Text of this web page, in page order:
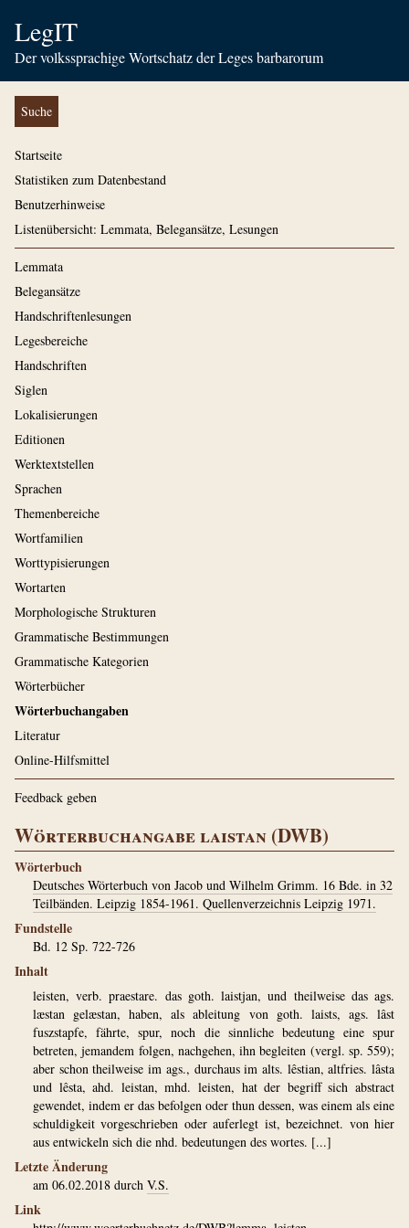
LegIT
Der volkssprachige Wortschatz der Leges barbarorum
Suche
Startseite
Statistiken zum Datenbestand
Benutzerhinweise
Listenübersicht: Lemmata, Belegansätze, Lesungen
Lemmata
Belegansätze
Handschriftenlesungen
Legesbereiche
Handschriften
Siglen
Lokalisierungen
Editionen
Werktextstellen
Sprachen
Themenbereiche
Wortfamilien
Worttypisierungen
Wortarten
Morphologische Strukturen
Grammatische Bestimmungen
Grammatische Kategorien
Wörterbücher
Wörterbuchangaben
Literatur
Online-Hilfsmittel
Feedback geben
Wörterbuchangabe laistan (DWB)
Wörterbuch
Deutsches Wörterbuch von Jacob und Wilhelm Grimm. 16 Bde. in 32
Teilbänden. Leipzig 1854-1961. Quellenverzeichnis Leipzig 1971.
Fundstelle
Bd. 12 Sp. 722-726
Inhalt
leisten, verb. praestare. das goth. laistjan, und theilweise das ags.
læstan gelæstan, haben, als ableitung von goth. laists, ags. lâst
fuszstapfe, fährte, spur, noch die sinnliche bedeutung eine spur
betreten, jemandem folgen, nachgehen, ihn begleiten (vergl. sp. 559);
aber schon theilweise im ags., durchaus im alts. lêstian, altfries. lâsta
und lêsta, ahd. leistan, mhd. leisten, hat der begriff sich abstract
gewendet, indem er das befolgen oder thun dessen, was einem als eine
schuldigkeit vorgeschrieben oder auferlegt ist, bezeichnet. von hier
aus entwickeln sich die nhd. bedeutungen des wortes. [...]
Letzte Änderung
am 06.02.2018 durch V.S.
Link